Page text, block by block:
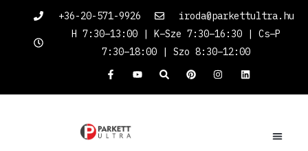
+36-20-571-9926
iroda@parkettultra.hu
H 7:30–13:00 | K–Sze 7:30–16:30 | Cs–P
7:30–18:00 | Szo 8:30–12:00